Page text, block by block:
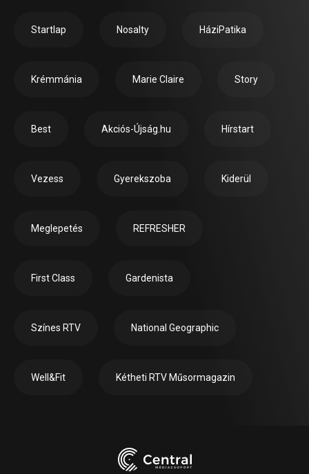
Startlap Nosalty HáziPatika
Krémmánia Marie Claire Story
Best Akciós-Újság.hu Hírstart
Vezess Gyerekszoba Kiderül
Meglepetés REFRESHER
First Class Gardenista
Színes RTV National Geographic
Well&Fit Kétheti RTV Műsormagazin